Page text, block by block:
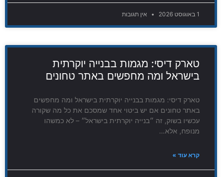
1 באוגוסט 2026 אין תגובות
טארק דיסי: מגמות בבנייה יוקרתית
בישראל ומה מחפשים באתר טחונים
טארק דיסי: מגמות בבנייה יוקרתית בישראל ומה מחפשים
באתר טחונים אם יש ביטוי אחד שמסכם את כל מה שקורה
עכשיו בשוק, זה ״בנייה יוקרתית בישראל״ – לא כמשהו
מנופח, אלא…
קרא עוד »